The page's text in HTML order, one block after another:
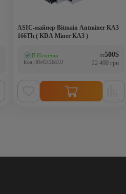
ASIC-майнер Bitmain Antminer KA3
166Th ( KDA Miner KA3 )
В Наличии
Код: RWG1266JJJ
от500$
22 400 грн